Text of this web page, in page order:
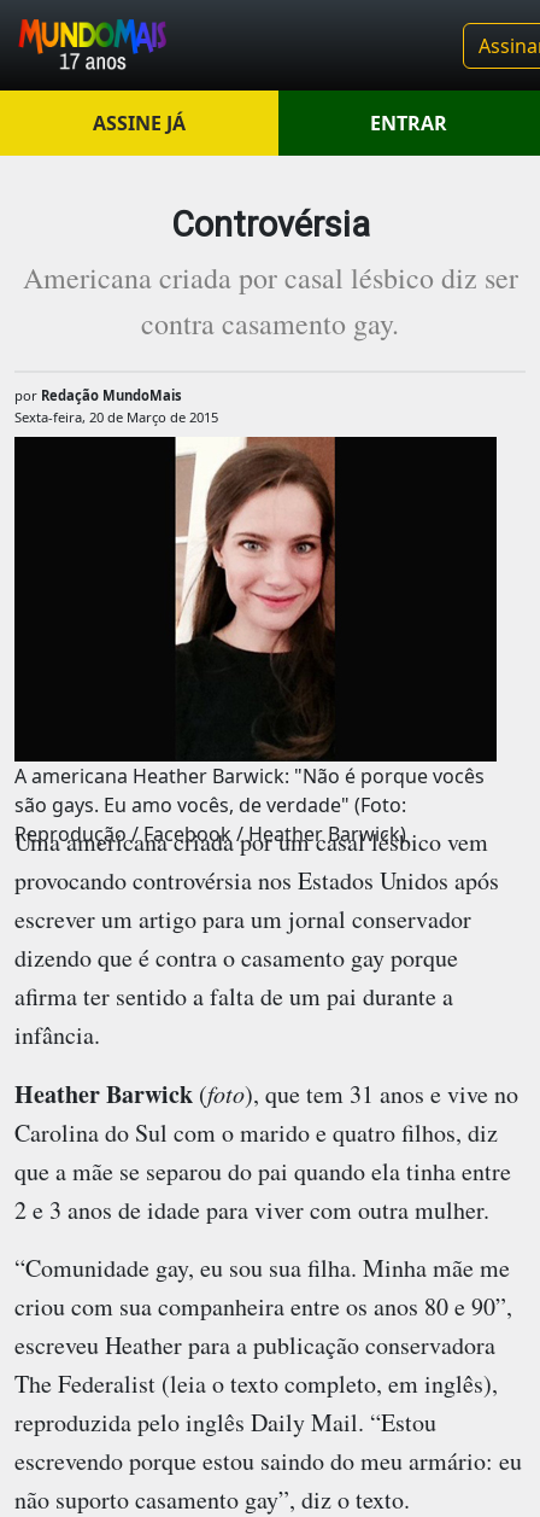
ASSINE JÁ ENTRAR
Controvérsia
Americana criada por casal lésbico diz ser
contra casamento gay.
por Redação MundoMais
Sexta-feira, 20 de Março de 2015
A americana Heather Barwick: "Não é porque vocês
são gays. Eu amo vocês, de verdade" (Foto:
Reprodução / Facebook / Heather Barwick)
Uma americana criada por um casal lésbico vem
provocando controvérsia nos Estados Unidos após
escrever um artigo para um jornal conservador
dizendo que é contra o casamento gay porque
afirma ter sentido a falta de um pai durante a
infância.
Heather Barwick (foto), que tem 31 anos e vive no
Carolina do Sul com o marido e quatro filhos, diz
que a mãe se separou do pai quando ela tinha entre
2 e 3 anos de idade para viver com outra mulher.
“Comunidade gay, eu sou sua filha. Minha mãe me
criou com sua companheira entre os anos 80 e 90”,
escreveu Heather para a publicação conservadora
The Federalist (leia o texto completo, em inglês),
reproduzida pelo inglês Daily Mail. “Estou
escrevendo porque estou saindo do meu armário: eu
não suporto casamento gay”, diz o texto.